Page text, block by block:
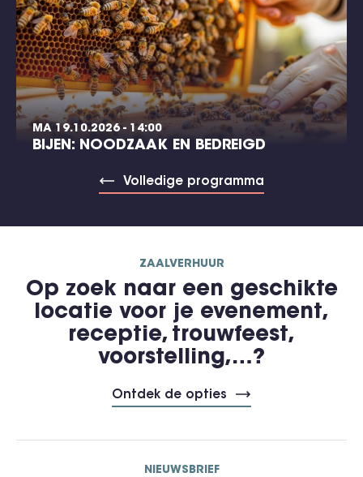
MA 19.10.2026 - 14:00
BIJEN: NOODZAAK EN BEDREIGD
Volledige programma
ZAALVERHUUR
Op zoek naar een geschikte
locatie voor je evenement,
receptie, trouwfeest,
voorstelling,…?
Ontdek de opties
NIEUWSBRIEF